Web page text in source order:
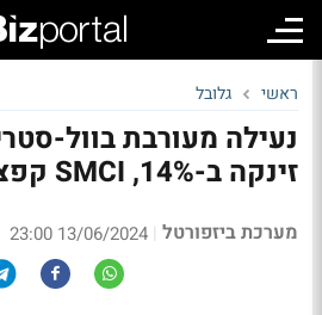
ראשי גלובל
נעילה מעורבת בוול-
זינקה ב-14%, SMCI קפצה ב-12%
מערכת ביזפורטל |
13/06/2024 23:00